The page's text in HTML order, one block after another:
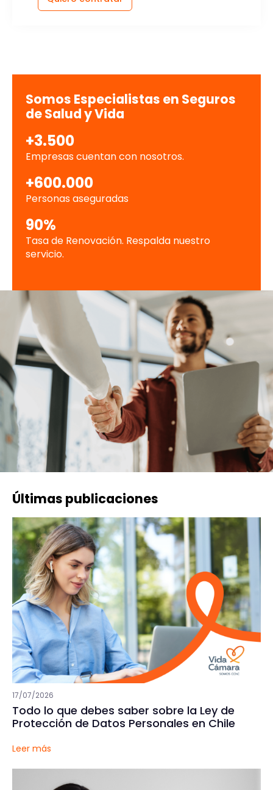
Somos Especialistas en Seguros
de Salud y Vida
+3.500
Empresas cuentan con nosotros.
+600.000
Personas aseguradas
90%
Tasa de Renovación. Respalda nuestro
servicio.
Últimas publicaciones
17/07/2026
Todo lo que debes saber sobre la Ley de
Protección de Datos Personales en Chile
Leer más